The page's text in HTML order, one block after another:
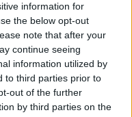
information for
the below opt-out
note that after your
continue seeing
information utilized by
to third parties prior to
out of the further
by third parties on the
AI μοντέλο της